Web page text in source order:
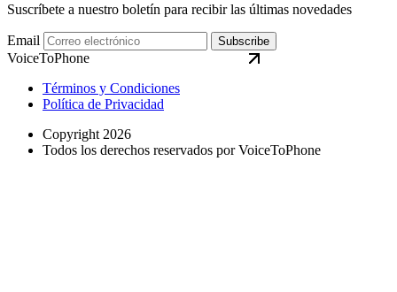
Suscríbete a nuestro boletín para recibir las últimas novedades
Email Subscribe
VoiceToPhone
Términos y Condiciones
Política de Privacidad
Copyright 2026
Todos los derechos reservados por VoiceToPhone